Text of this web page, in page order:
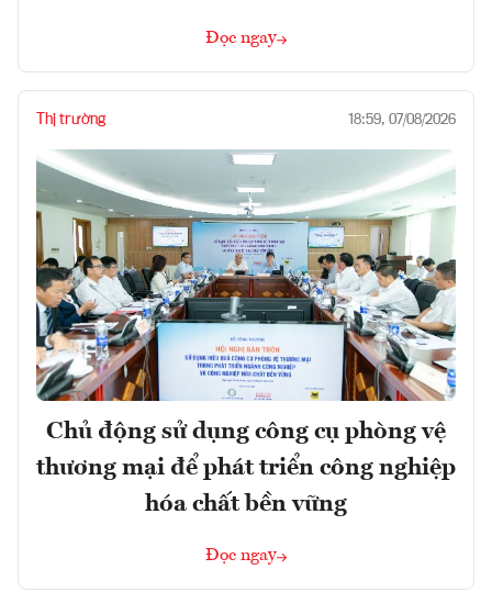
Đọc ngay
Thị trường 18:59, 07/08/2026
Chủ động sử dụng công cụ phòng vệ
thương mại để phát triển công nghiệp
hóa chất bền vững
Đọc ngay